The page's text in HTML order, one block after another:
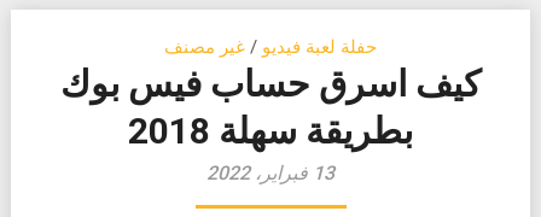
حفلة لعبة فيديو / غير مصنف
كيف اسرق حساب فيس بوك
بطريقة سهلة 2018
13 فبراير، 2022